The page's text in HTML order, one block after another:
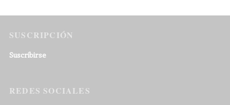
SUSCRIPCIÓN
Suscribirse
REDES SOCIALES